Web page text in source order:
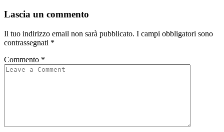
Lascia un commento
Il tuo indirizzo email non sarà pubblicato. I campi obbligatori sono
contrassegnati *
Commento *